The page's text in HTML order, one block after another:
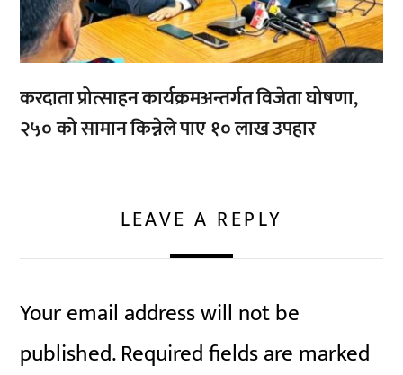
करदाता प्रोत्साहन कार्यक्रमअन्तर्गत विजेता घोषणा,
२५० को सामान किन्नेले पाए १० लाख उपहार
LEAVE A REPLY
Your email address will not be
published.Required fields are marked